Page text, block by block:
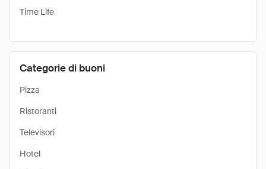
Time Life
Categorie di buoni
Pizza
Ristoranti
Televisori
Hotel